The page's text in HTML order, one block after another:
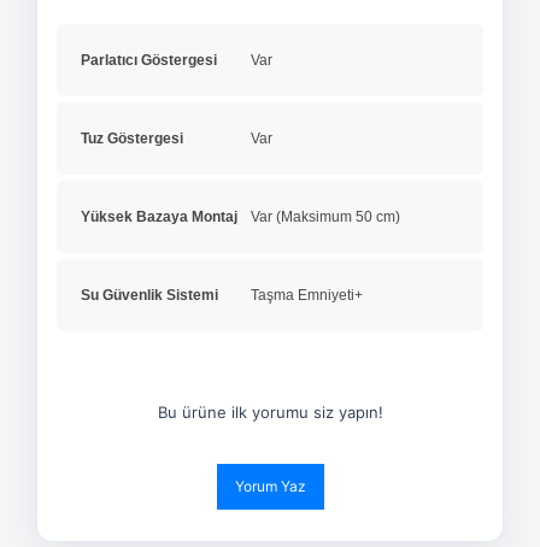
Parlatıcı Göstergesi Var
Tuz Göstergesi Var
Yüksek Bazaya Montaj Var (Maksimum 50 cm)
Su Güvenlik Sistemi Taşma Emniyeti+
Bu ürüne ilk yorumu siz yapın!
Yorum Yaz